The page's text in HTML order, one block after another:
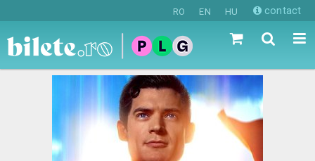
RO EN HU contact